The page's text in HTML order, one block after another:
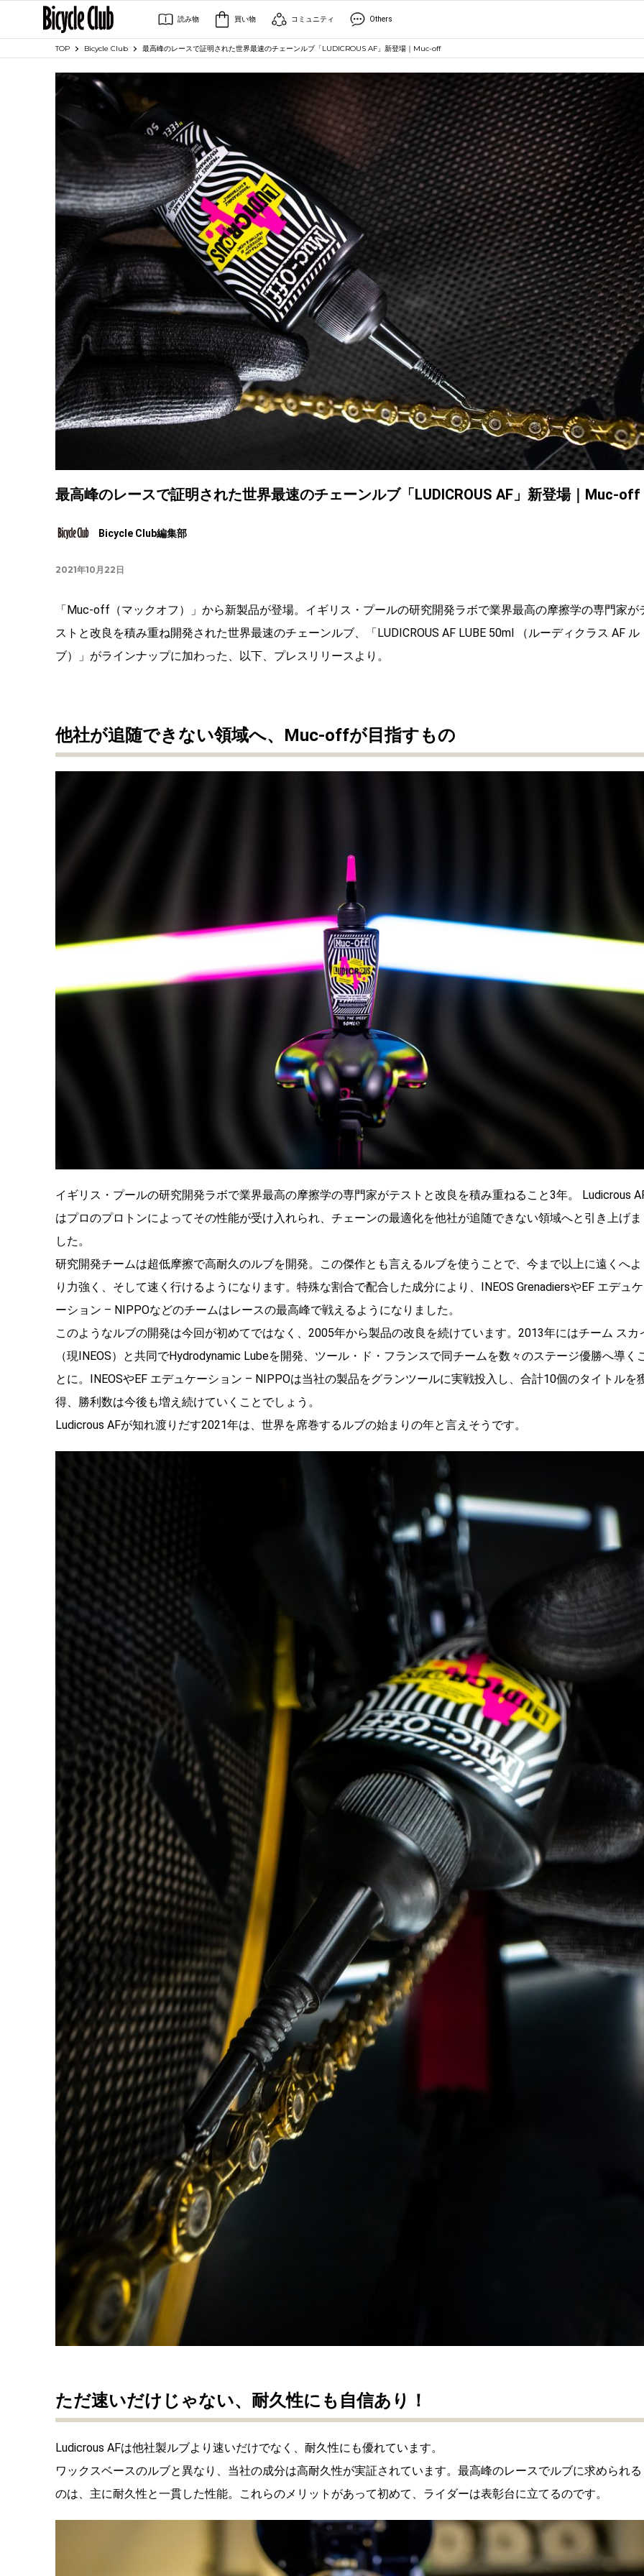
読み物 買い物 コミュニティ Others
TOP Bicycle Club 最高峰のレースで証明された世界最速のチェーンルブ「LUDICROUS AF」新登場｜Muc-off
最高峰のレースで証明された世界最速のチェーンルブ「LUDICROUS AF」新登場｜Muc-off
Bicycle Club編集部
2021年10月22日
「Muc-off（マックオフ）」から新製品が登場。イギリス・プールの研究開発ラボで業界最高の摩擦学の専門家が
ストと改良を積み重ね開発された世界最速のチェーンルブ、「LUDICROUS AF LUBE 50ml （ルーディクラス AF ル
ブ）」がラインナップに加わった、以下、プレスリリースより。
他社が追随できない領域へ、Muc-offが目指すもの
イギリス・プールの研究開発ラボで業界最高の摩擦学の専門家がテストと改良を積み重ねること3年。 Ludicrous
はプロのプロトンによってその性能が受け入れられ、チェーンの最適化を他社が追随できない領域へと引き上げま
した。
研究開発チームは超低摩擦で高耐久のルブを開発。この傑作とも言えるルブを使うことで、今まで以上に遠くへよ
り力強く、そして速く行けるようになります。特殊な割合で配合した成分により、INEOS GrenadiersやEF エデュケ
ーション – NIPPOなどのチームはレースの最高峰で戦えるようになりました。
このようなルブの開発は今回が初めてではなく、2005年から製品の改良を続けています。2013年にはチーム スカ
（現INEOS）と共同でHydrodynamic Lubeを開発、ツール・ド・フランスで同チームを数々のステージ優勝へ導く
とに。INEOSやEF エデュケーション – NIPPOは当社の製品をグランツールに実戦投入し、合計10個のタイトルを
得、勝利数は今後も増え続けていくことでしょう。
Ludicrous AFが知れ渡りだす2021年は、世界を席巻するルブの始まりの年と言えそうです。
ただ速いだけじゃない、耐久性にも自信あり！
Ludicrous AFは他社製ルブより速いだけでなく、耐久性にも優れています。
ワックスベースのルブと異なり、当社の成分は高耐久性が実証されています。最高峰のレースでルブに求められる
のは、主に耐久性と一貫した性能。これらのメリットがあって初めて、ライダーは表彰台に立てるのです。